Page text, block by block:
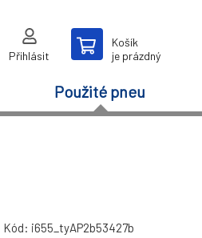
Přihlásit
Košík
je prázdný
Použité pneu
Kód: i655_tyAP2b53427b